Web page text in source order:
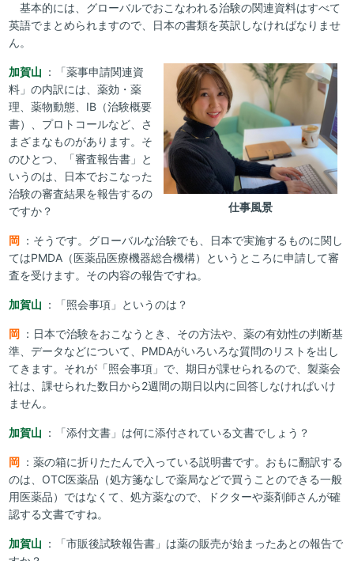
基本的には、グローバルでおこなわれる治験の関連資料はすべて
英語でまとめられますので、日本の書類を英訳しなければなりませ
ん。
仕事風景
加賀山 ：「薬事申請関連資
料」の内訳には、薬効・薬
理、薬物動態、IB（治験概要
書）、プロトコールなど、さ
まざまなものがあります。そ
のひとつ、「審査報告書」と
いうのは、日本でおこなった
治験の審査結果を報告するの
ですか？
岡 ：そうです。グローバルな治験でも、日本で実施するものに関し
てはPMDA（医薬品医療機器総合機構）というところに申請して審
査を受けます。その内容の報告ですね。
加賀山 ：「照会事項」というのは？
岡 ：日本で治験をおこなうとき、その方法や、薬の有効性の判断基
準、データなどについて、PMDAがいろいろな質問のリストを出し
てきます。それが「照会事項」で、期日が課せられるので、製薬会
社は、課せられた数日から2週間の期日以内に回答しなければいけ
ません。
加賀山 ：「添付文書」は何に添付されている文書でしょう？
岡 ：薬の箱に折りたたんで入っている説明書です。おもに翻訳する
のは、OTC医薬品（処方箋なしで薬局などで買うことのできる一般
用医薬品）ではなくて、処方薬なので、ドクターや薬剤師さんが確
認する文書ですね。
加賀山 ：「市販後試験報告書」は薬の販売が始まったあとの報告で